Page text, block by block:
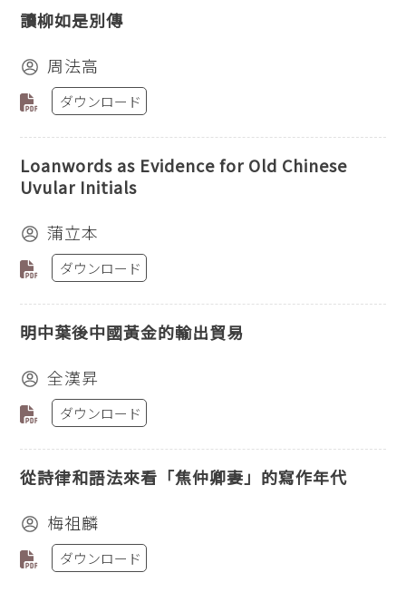
讀柳如是別傳
周法高
ダウンロード
Loanwords as Evidence for Old Chinese
Uvular Initials
蒲立本
ダウンロード
明中葉後中國黃金的輸出貿易
全漢昇
ダウンロード
從詩律和語法來看「焦仲卿妻」的寫作年代
梅祖麟
ダウンロード